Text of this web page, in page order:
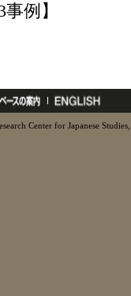
事例】
Center for Japanese